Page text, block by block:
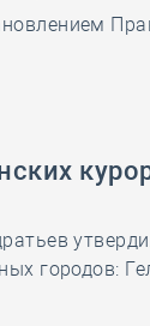
городов: